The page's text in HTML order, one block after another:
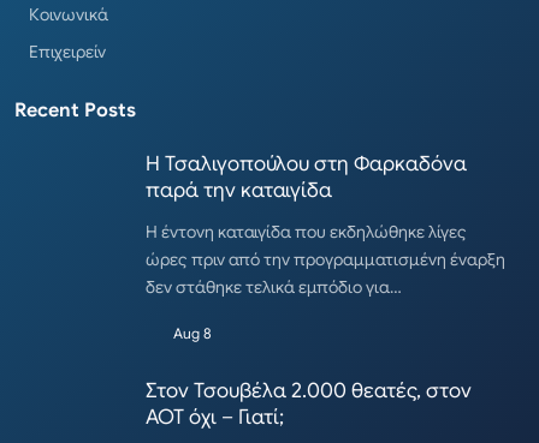
Κοινωνικά
Επιχειρείν
Recent Posts
Η Τσαλιγοπούλου στη Φαρκαδόνα
παρά την καταιγίδα
Η έντονη καταιγίδα που εκδηλώθηκε λίγες
ώρες πριν από την προγραμματισμένη έναρξη
δεν στάθηκε τελικά εμπόδιο για…
Aug 8
Στον Τσουβέλα 2.000 θεατές, στον
ΑΟΤ όχι – Γιατί;